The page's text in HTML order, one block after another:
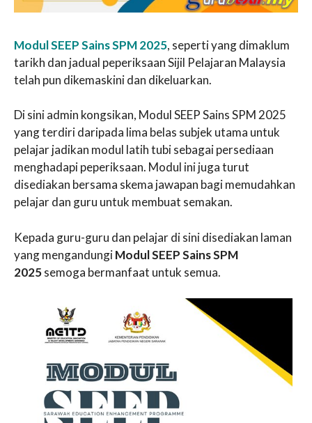
Modul SEEP Sains SPM 2025, seperti yang dimaklum
tarikh dan jadual peperiksaan Sijil Pelajaran Malaysia
telah pun dikemaskini dan dikeluarkan.
Di sini admin kongsikan, Modul SEEP Sains SPM 2025
yang terdiri daripada lima belas subjek utama untuk
pelajar jadikan modul latih tubi sebagai persediaan
menghadapi peperiksaan. Modul ini juga turut
disediakan bersama skema jawapan bagi memudahkan
pelajar dan guru untuk membuat semakan.
Kepada guru-guru dan pelajar di sini disediakan laman
yang mengandungiModul SEEP Sains SPM
2025semoga bermanfaat untuk semua.